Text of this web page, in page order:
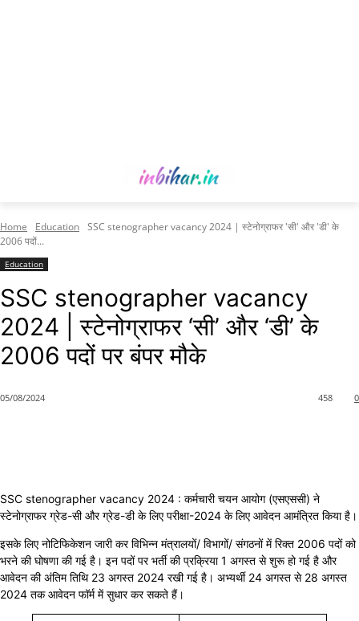
Home Education SSC stenographer vacancy 2024 | स्टेनोग्राफर 'सी' और 'डी' के
2006 पदों...
Education
SSC stenographer vacancy
2024 | स्टेनोग्राफर ‘सी’ और ‘डी’ के
2006 पदों पर बंपर मौके
05/08/2024 0
458
SSC stenographer vacancy 2024 : कर्मचारी चयन आयोग (एसएससी) ने
स्टेनोग्राफर ग्रेड-सी और ग्रेड-डी के लिए परीक्षा-2024 के लिए आवेदन आमंत्रित किया है।
इसके लिए नोटिफिकेशन जारी कर विभिन्न मंत्रालयों/ विभागों/ संगठनों में रिक्त 2006 पदों को
भरने की घोषणा की गई है। इन पदों पर भर्ती की प्रक्रिया 1 अगस्त से शुरू हो गई है और
आवेदन की अंतिम तिथि 23 अगस्त 2024 रखी गई है। अभ्यर्थी 24 अगस्त से 28 अगस्त
2024 तक आवेदन फॉर्म में सुधार कर सकते हैं।